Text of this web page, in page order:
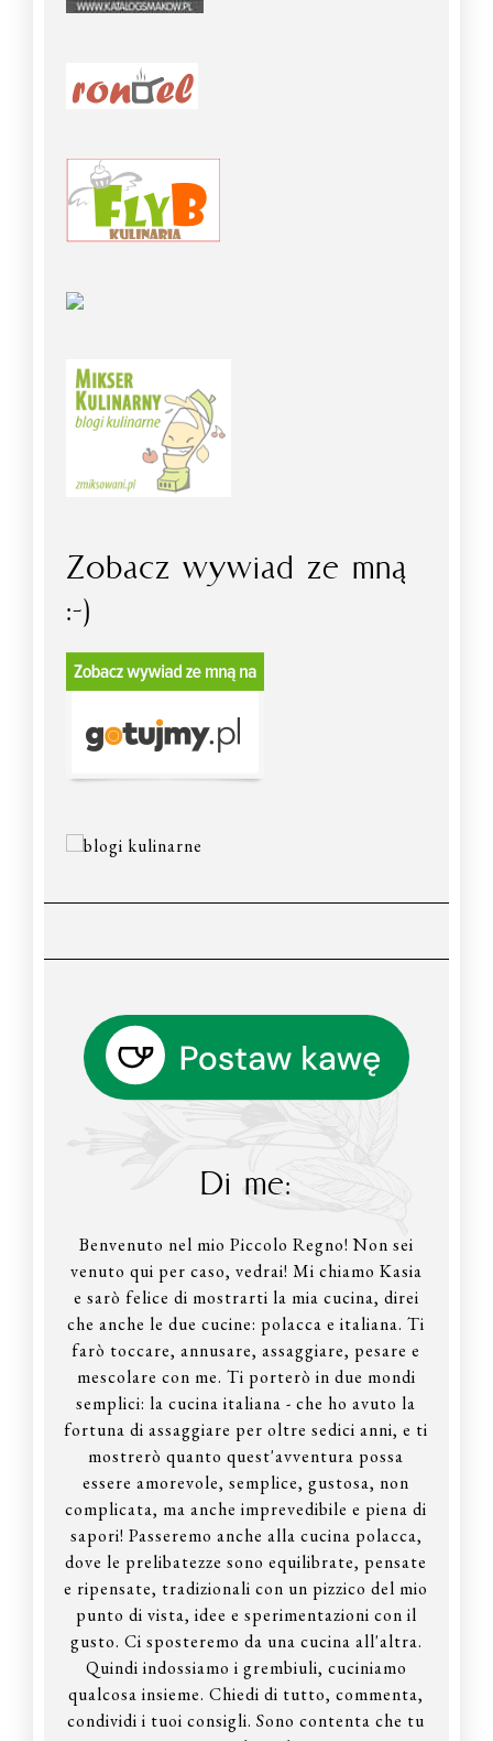
Zobacz wywiad ze mną
:-)
Di me:
Benvenuto nel mio Piccolo Regno! Non sei
venuto qui per caso, vedrai! Mi chiamo Kasia
e sarò felice di mostrarti la mia cucina, direi
che anche le due cucine: polacca e italiana. Ti
farò toccare, annusare, assaggiare, pesare e
mescolare con me. Ti porterò in due mondi
semplici: la cucina italiana - che ho avuto la
fortuna di assaggiare per oltre sedici anni, e ti
mostrerò quanto quest'avventura possa
essere amorevole, semplice, gustosa, non
complicata, ma anche imprevedibile e piena di
sapori! Passeremo anche alla cucina polacca,
dove le prelibatezze sono equilibrate, pensate
e ripensate, tradizionali con un pizzico del mio
punto di vista, idee e sperimentazioni con il
gusto. Ci sposteremo da una cucina all'altra.
Quindi indossiamo i grembiuli, cuciniamo
qualcosa insieme. Chiedi di tutto, commenta,
condividi i tuoi consigli. Sono contenta che tu